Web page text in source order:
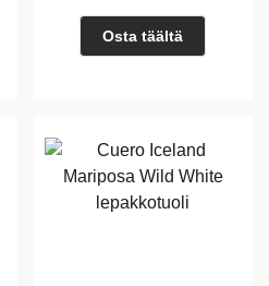
Osta täältä